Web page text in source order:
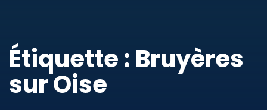
Étiquette : Bruyères
sur Oise